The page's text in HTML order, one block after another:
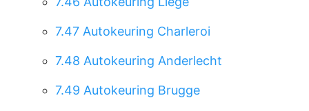
7.47 Autokeuring Charleroi
7.48 Autokeuring Anderlecht
7.49 Autokeuring Brugge